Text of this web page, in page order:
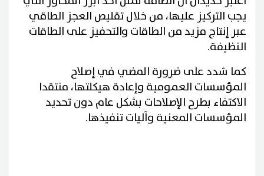
يجب التركيز عليها، من خلال تقليص العجز الطاقي
عبر إنتاج مزيد من الطاقات والتحفيز على الطاقات
النظيفة.
كما شدد على ضرورة المضي في إصلاح
المؤسسات العمومية وإعادة هيكلتها، منتقدا
الاكتفاء بطرح الإصلاحات بشكل عام دون تحديد
المؤسسات المعنية وآليات تنفيذها.